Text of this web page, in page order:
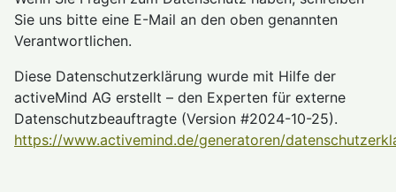
Sie uns bitte eine E-Mail an den oben genannten
Verantwortlichen.
Diese Datenschutzerklärung wurde mit Hilfe der
activeMind AG erstellt – den Experten für externe
Datenschutzbeauftragte (Version #2024-10-25).
https://www.activemind.de/generatoren/